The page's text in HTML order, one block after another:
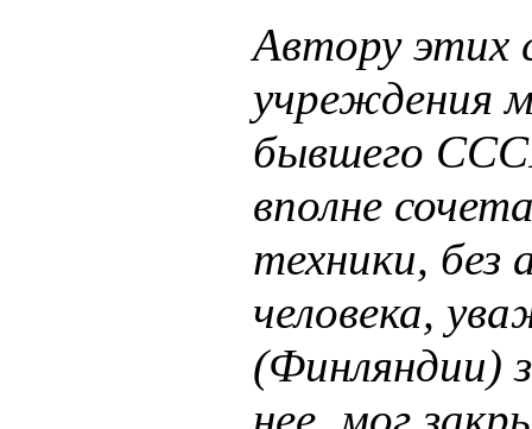
Автору этих
учреждения
бывшего
вполне
техники, без
человека,
(Финляндии)